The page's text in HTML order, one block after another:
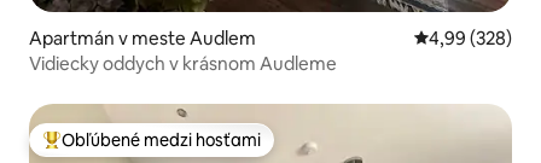
Apartmán v meste Audlem Priemerné
4,99 (328)
Vidiecky oddych v krásnom Audleme
Najobľúbenejšie medzi hosťami
Obľúbené medzi hosťami